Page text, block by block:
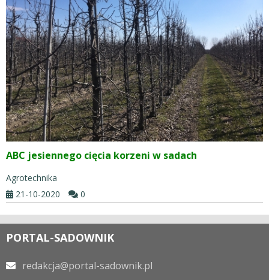
ABC jesiennego cięcia korzeni w sadach
Agrotechnika
21-10-2020
0
PORTAL-SADOWNIK
redakcja@portal-sadownik.pl